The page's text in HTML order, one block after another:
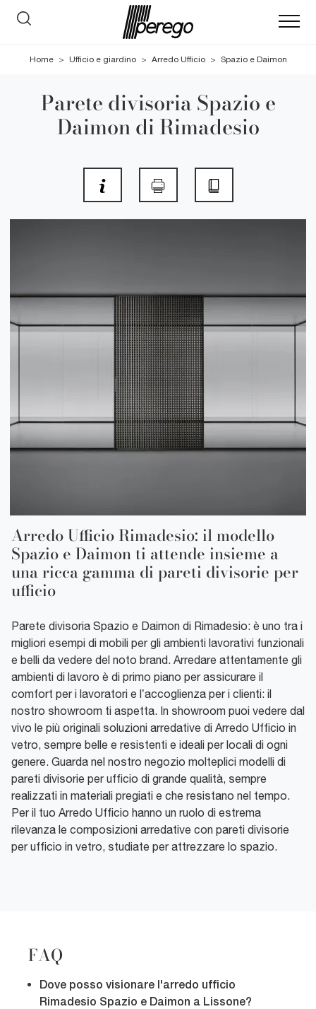
Home > Ufficio e giardino > Arredo Ufficio > Spazio e Daimon
Parete divisoria Spazio e
Daimon di Rimadesio
Arredo Ufficio Rimadesio: il modello
Spazio e Daimon ti attende insieme a
una ricca gamma di pareti divisorie per
ufficio
Parete divisoria Spazio e Daimon di Rimadesio: è uno tra i
migliori esempi di mobili per gli ambienti lavorativi funzionali
e belli da vedere del noto brand. Arredare attentamente gli
ambienti di lavoro è di primo piano per assicurare il
comfort per i lavoratori e l’accoglienza per i clienti: il
nostro showroom ti aspetta. In showroom puoi vedere dal
vivo le più originali soluzioni arredative di Arredo Ufficio in
vetro, sempre belle e resistenti e ideali per locali di ogni
genere. Guarda nel nostro negozio molteplici modelli di
pareti divisorie per ufficio di grande qualità, sempre
realizzati in materiali pregiati e che resistano nel tempo.
Per il tuo Arredo Ufficio hanno un ruolo di estrema
rilevanza le composizioni arredative con pareti divisorie
per ufficio in vetro, studiate per attrezzare lo spazio.
FAQ
Dove posso visionare l'arredo ufficio
Rimadesio Spazio e Daimon a Lissone?